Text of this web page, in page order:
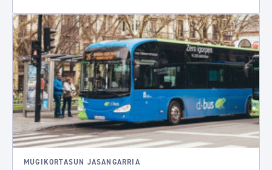
MUGIKORTASUN JASANGARRIA